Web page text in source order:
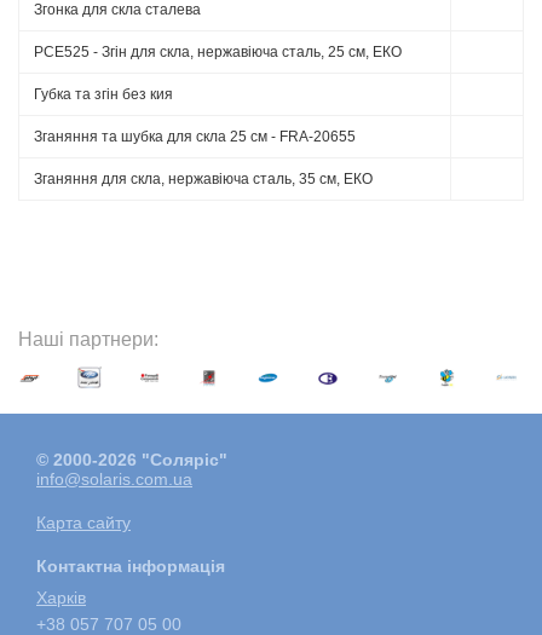
Згонка для скла сталева
PCE525 - Згін для скла, нержавіюча сталь, 25 см, ЕКО
Губка та згін без кия
Зганяння та шубка для скла 25 см - FRA-20655
Зганяння для скла, нержавіюча сталь, 35 см, ЕКО
Наші партнери:
© 2000-2026 "Соляріс"
info@solaris.com.ua
Карта сайту
Контактна інформація
Харкiв
+38 057 707 05 00